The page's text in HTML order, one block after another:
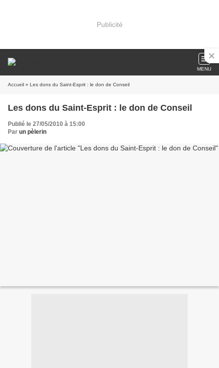
Publicité
MENU
Accueil » Les dons du Saint-Esprit : le don de Conseil
Les dons du Saint-Esprit : le don de Conseil
Publié le 27/05/2010 à 15:00
Par un pèlerin